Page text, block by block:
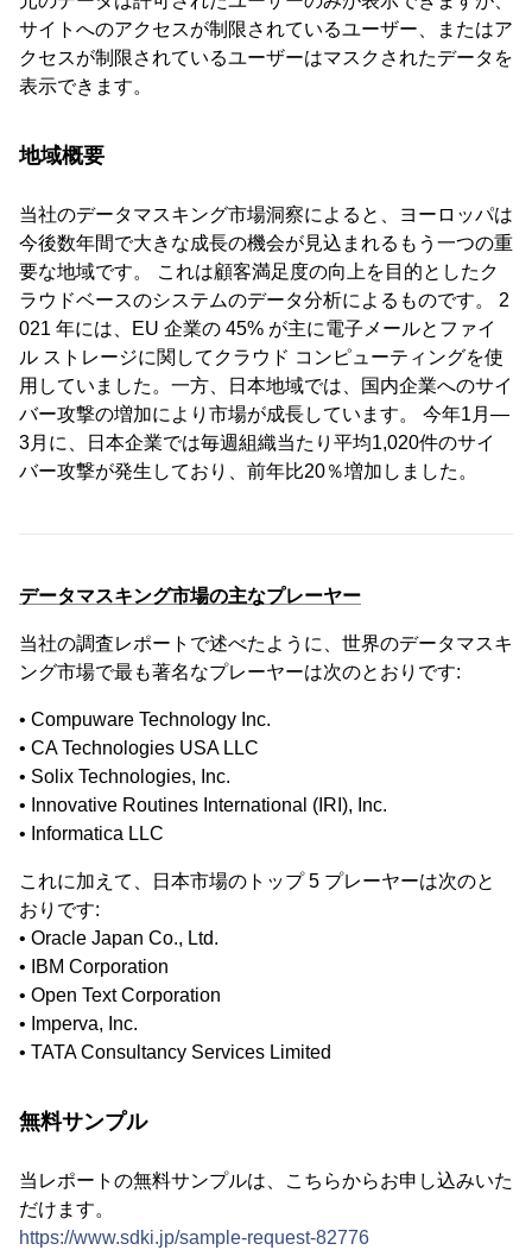
サイトへのアクセスが制限されているユーザー、またはア
クセスが制限されているユーザーはマスクされたデータを
表示できます。
地域概要
当社のデータマスキング市場洞察によると、ヨーロッパは
今後数年間で大きな成長の機会が見込まれるもう一つの重
要な地域です。 これは顧客満足度の向上を目的としたク
ラウドベースのシステムのデータ分析によるものです。 2
021 年には、EU 企業の 45% が主に電子メールとファイ
ル ストレージに関してクラウド コンピューティングを使
用していました。一方、日本地域では、国内企業へのサイ
バー攻撃の増加により市場が成長しています。 今年1月―
3月に、日本企業では毎週組織当たり平均1,020件のサイ
バー攻撃が発生しており、前年比20％増加しました。
データマスキング市場の主なプレーヤー
当社の調査レポートで述べたように、世界のデータマスキ
ング市場で最も著名なプレーヤーは次のとおりです:
• Compuware Technology Inc.
• CA Technologies USA LLC
• Solix Technologies, Inc.
• Innovative Routines International (IRI), Inc.
• Informatica LLC
これに加えて、日本市場のトップ 5 プレーヤーは次のと
おりです:
• Oracle Japan Co., Ltd.
• IBM Corporation
• Open Text Corporation
• Imperva, Inc.
• TATA Consultancy Services Limited
無料サンプル
当レポートの無料サンプルは、こちらからお申し込みいた
だけます。
https://www.sdki.jp/sample-request-82776